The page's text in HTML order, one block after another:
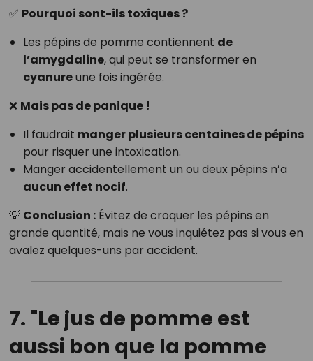
✅ Pourquoi sont-ils toxiques ?
Les pépins de pomme contiennent de
l’amygdaline, qui peut se transformer en
cyanureune fois ingérée.
❌ Mais pas de panique !
Il faudrait manger plusieurs centaines de pépins
pour risquer une intoxication.
Manger accidentellement un ou deux pépins n’a
aucun effet nocif.
💡 Conclusion :Évitez de croquer les pépins en
grande quantité, mais ne vous inquiétez pas si vous en
avalez quelques-uns par accident.
7. "Le jus de pomme est
aussi bon que la pomme